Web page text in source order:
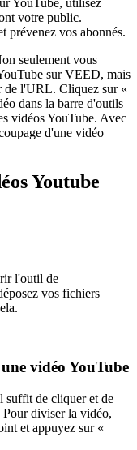
YouTube, utilisez
votre public.
prévenez vos abonnés.
seulement vous
sur VEED, mais
de l'URL. Cliquez sur «
dans la barre d'outils
vidéos YouTube. Avec
d'une vidéo
Youtube
l'outil de
vos fichiers
vidéo YouTube
suffit de cliquer et de
Pour diviser la vidéo,
et appuyez sur «